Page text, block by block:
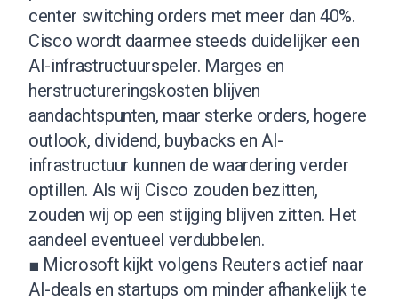
center switching orders met meer dan 40%.
Cisco wordt daarmee steeds duidelijker een
AI-infrastructuurspeler. Marges en
herstructureringskosten blijven
aandachtspunten, maar sterke orders, hogere
outlook, dividend, buybacks en AI-
infrastructuur kunnen de waardering verder
optillen. Als wij Cisco zouden bezitten,
zouden wij op een stijging blijven zitten. Het
aandeel eventueel verdubbelen.
■ Microsoft kijkt volgens Reuters actief naar
AI-deals en startups om minder afhankelijk te